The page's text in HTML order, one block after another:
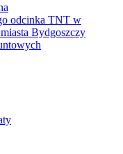
odcinka TNT w
Bydgoszczy